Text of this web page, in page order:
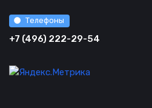
Телефоны
+7 (496) 222-29-54